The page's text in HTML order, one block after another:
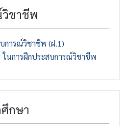
ชาชีพ
การณ์วิชาชีพ (ฝ.1)
ในการฝึกประสบการณ์วิชาชีพ
กษา